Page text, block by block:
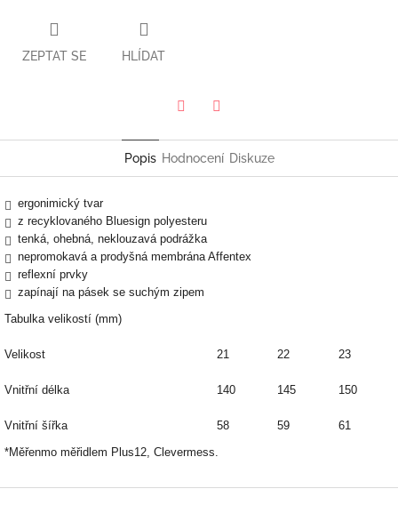
ZEPTAT SE HLÍDAT
Popis Hodnocení Diskuze
ergonimický tvar
z recyklovaného Bluesign polyesteru
tenká, ohebná, neklouzavá podrážka
nepromokavá a prodyšná membrána Affentex
reflexní prvky
zapínají na pásek se suchým zipem
Tabulka velikostí (mm)
Velikost 21 22 23
Vnitřní délka 140 145 150
Vnitřní šířka 58 59
61
*Měřenmo měřidlem Plus12, Clevermess.